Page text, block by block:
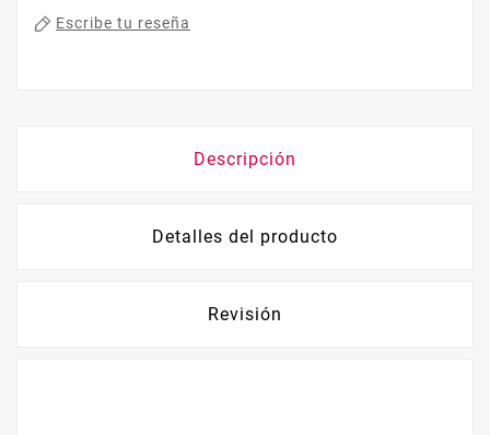
Escribe tu reseña
Descripción
Detalles del producto
Revisión